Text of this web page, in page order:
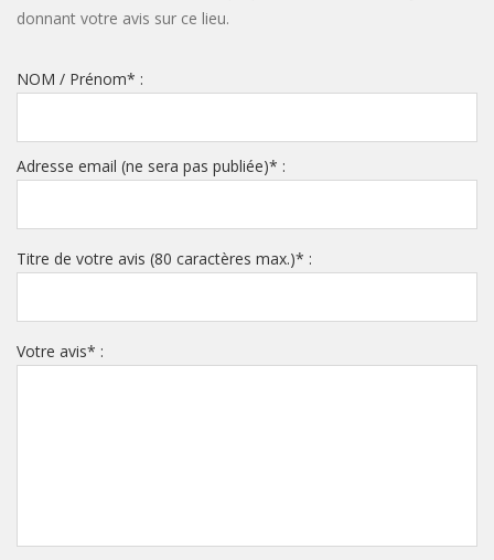
donnant votre avis sur ce lieu.
NOM / Prénom* :
Adresse email (ne sera pas publiée)* :
Titre de votre avis (80 caractères max.)* :
Votre avis* :